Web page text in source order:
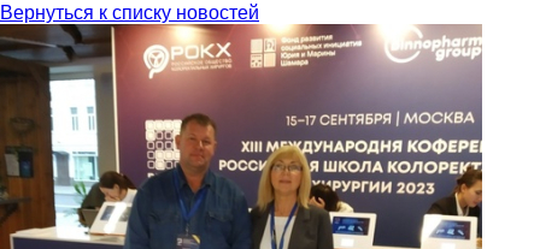
Вернуться к списку новостей